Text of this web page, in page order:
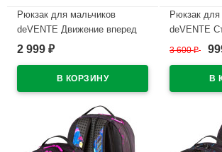
Рюкзак для мальчиков
deVENTE Движение вперед
(Moving Forward) Черный
2 999 ₽
Рюкзак для
deVENTE
Style)
3 600₽